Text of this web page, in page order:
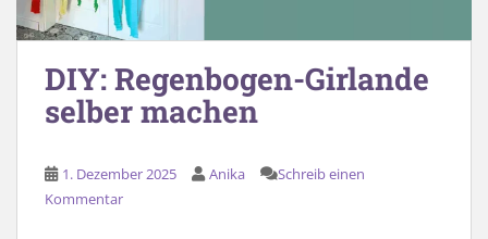
DIY: Regenbogen-Girlande
selber machen
1. Dezember 2025 Anika
Schreib einen
Kommentar